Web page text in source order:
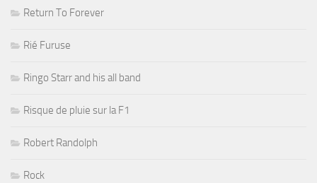
Return To Forever
Rié Furuse
Ringo Starr and his all band
Risque de pluie sur la F1
Robert Randolph
Rock